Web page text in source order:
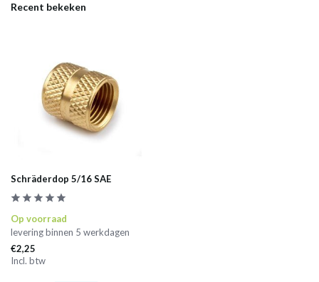
Recent bekeken
Schräderdop 5/16 SAE
Op voorraad
levering binnen 5 werkdagen
€2,25
Incl. btw